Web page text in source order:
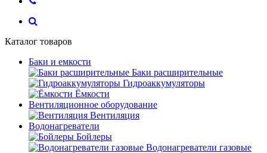
Каталог товаров
Баки и емкости
Баки расширительные
Гидроаккумуляторы
Ёмкости
Вентиляционное оборудование
Вентиляция
Водонагреватели
Бойлеры
Водонагреватели газовые